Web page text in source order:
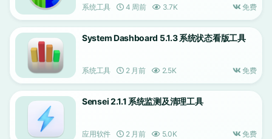
系统工具 4 周前 3.7K 免费
System Dashboard 5.1.3 系统状态看版工具
系统工具 2 月前 2.5K 免费
Sensei 2.1.1 系统监测及清理工具
应用软件 2 月前 5.0K 免费